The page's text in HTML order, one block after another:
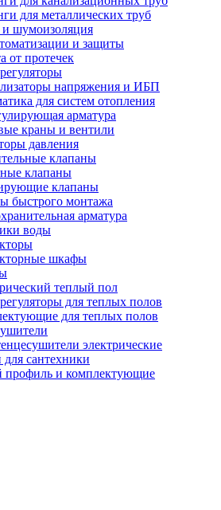
для металлических труб
и шумоизоляция
и защиты
от протечек
напряжения и ИБП
для систем отопления
арматура
краны и вентили
давления
клапаны
клапаны
клапаны
быстрого монтажа
арматура
воды
шкафы
теплый пол
для теплых полов
для теплых полов
электрические
сантехники
и комплектующие